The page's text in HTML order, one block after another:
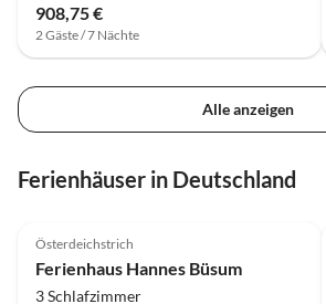
908,75 €
2 Gäste / 7 Nächte
Alle anzeigen
Ferienhäuser in Deutschland
Österdeichstrich
Ferienhaus Hannes Büsum
3 Schlafzimmer